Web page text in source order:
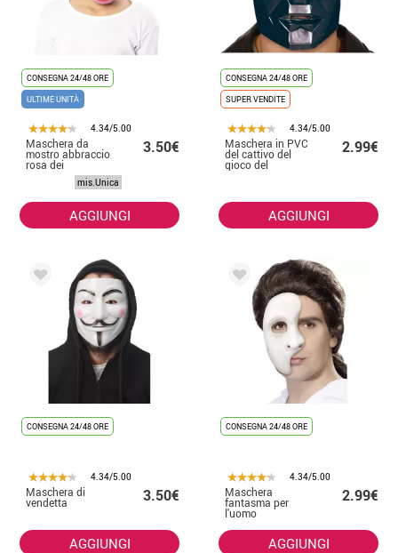
CONSEGNA 24/48 ORE
ULTIME UNITÀ
4.34/5.00
Maschera da
mostro abbraccio
rosa dei
videogiochi
3.50€
mis.Unica
AGGIUNGI
CONSEGNA 24/48 ORE
SUPER VENDITE
4.34/5.00
Maschera in PVC
del cattivo del
gioco del
calamaro
2.99€
AGGIUNGI
CONSEGNA 24/48 ORE
4.34/5.00
Maschera di
vendetta 3.50€
AGGIUNGI
CONSEGNA 24/48 ORE
4.34/5.00
Maschera
fantasma per
l'uomo
2.99€
AGGIUNGI